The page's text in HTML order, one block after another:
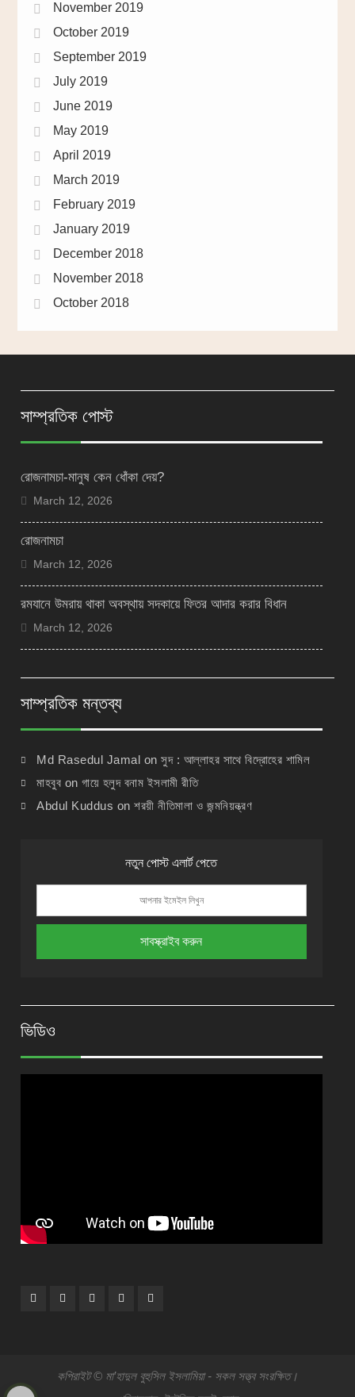
November 2019
October 2019
September 2019
July 2019
June 2019
May 2019
April 2019
March 2019
February 2019
January 2019
December 2018
November 2018
October 2018
সাম্প্রতিক পোস্ট
রোজনামচা-মানুষ কেন ধোঁকা দেয়?
March 12, 2026
রোজনামচা
March 12, 2026
রমযানে উমরায় থাকা অবস্থায় সদকায়ে ফিতর আদার করার বিধান
March 12, 2026
সাম্প্রতিক মন্তব্য
Md Rasedul Jamal onসুদ : আল্লাহর সাথে বিদ্রোহের শামিল
মাহবুব onগায়ে হলুদ বনাম ইসলামী রীতি
Abdul Kuddus onশরয়ী নীতিমালা ও জন্মনিয়ন্ত্রণ
নতুন পোস্ট এলার্ট পেতে
ভিডিও
কপিরাইট © মা’হাদুল বুহুসিল ইসলামিয়া - সকল সত্ত্ব সংরক্ষিত।